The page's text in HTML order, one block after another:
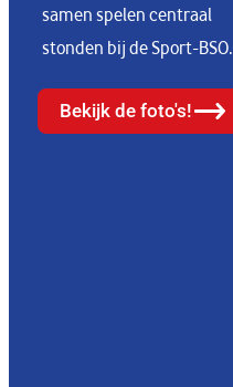
samen spelen centraal
stonden bij de Sport-BSO.
Bekijk de foto's!